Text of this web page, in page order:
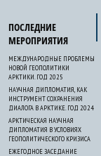
ПОСЛЕДНИЕ
МЕРОПРИЯТИЯ
МЕЖДУНАРОДНЫЕ ПРОБЛЕМЫ
НОВОЙ ГЕОПОЛИТИКИ
АРКТИКИ. ГОД 2025
НАУЧНАЯ ДИПЛОМАТИЯ, КАК
ИНСТРУМЕНТ СОХРАНЕНИЯ
ДИАЛОГА В АРКТИКЕ. ГОД 2024
АРКТИЧЕСКАЯ НАУЧНАЯ
ДИПЛОМАТИЯ В УСЛОВИЯХ
ГЕОПОЛИТИЧЕСКОГО КРИЗИСА
ЕЖЕГОДНОЕ ЗАСЕДАНИЕ